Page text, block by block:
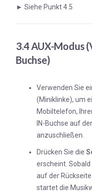
► Siehe Punkt 4.5
3.4 AUX-Modus
Buchse)
Verwenden Sie
(Miniklinke), um
Mobiltelefon,
IN-Buchse auf
anzuschließen.
Drücken Sie die
erscheint. Sobald
auf der
startet die